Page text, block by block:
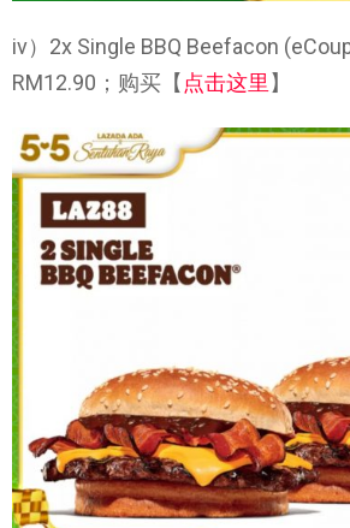
iv）2x Single BBQ Beefacon
RM12.90；购买【点击这里】